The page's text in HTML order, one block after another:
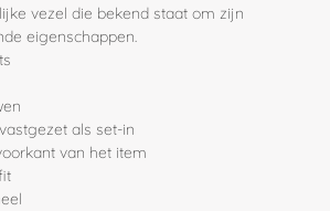
vezel die bekend staat om zijn
eigenschappen.
als set-in
van het item